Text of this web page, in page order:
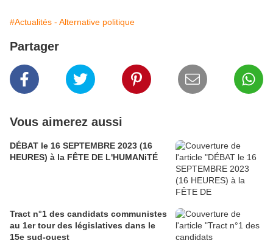
#Actualités - Alternative politique
Partager
Vous aimerez aussi
DÉBAT le 16 SEPTEMBRE 2023 (16
HEURES) à la FÊTE DE L'HUMANiTÉ
Tract n°1 des candidats communistes
au 1er tour des législatives dans le
15e sud-ouest